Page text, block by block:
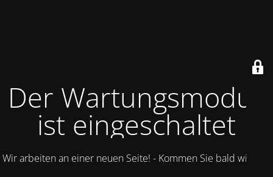
Der Wartungsmodus
ist eingeschaltet
Wir arbeiten an einer neuen Seite! - Kommen Sie bald wieder.